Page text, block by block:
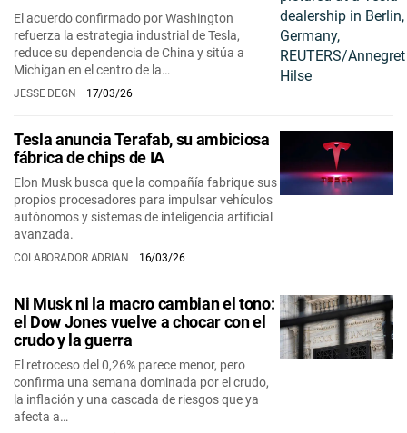
El acuerdo confirmado por Washington
refuerza la estrategia industrial de Tesla,
reduce su dependencia de China y sitúa a
Michigan en el centro de la…
JESSE DEGN 17/03/26
Tesla anuncia Terafab, su ambiciosa
fábrica de chips de IA
Elon Musk busca que la compañía fabrique sus
propios procesadores para impulsar vehículos
autónomos y sistemas de inteligencia artificial
avanzada.
COLABORADOR ADRIAN 16/03/26
Ni Musk ni la macro cambian el tono:
el Dow Jones vuelve a chocar con el
crudo y la guerra
El retroceso del 0,26% parece menor, pero
confirma una semana dominada por el crudo,
la inflación y una cascada de riesgos que ya
afecta a…